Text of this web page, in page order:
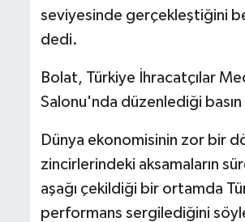
seviyesinde gerçekleştiğini
dedi.
Bolat, Türkiye İhracatçılar
Salonu'nda düzenlediği basın
Dünya ekonomisinin zor bir
zincirlerindeki aksamaların
aşağı çekildiği bir ortamda
performans sergilediğini